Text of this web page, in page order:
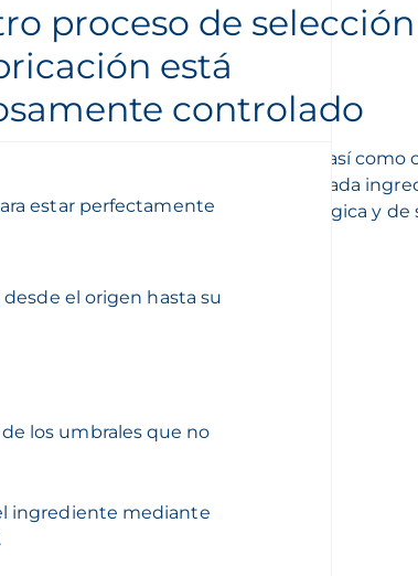
proceso de
está
controlado
con el control del origen, así como
total de nuestras materias primas. Cada
criterios estrictos de eficacia biológica y de
estar perfectamente
el origen hasta su
los umbrales que no
ingrediente mediante